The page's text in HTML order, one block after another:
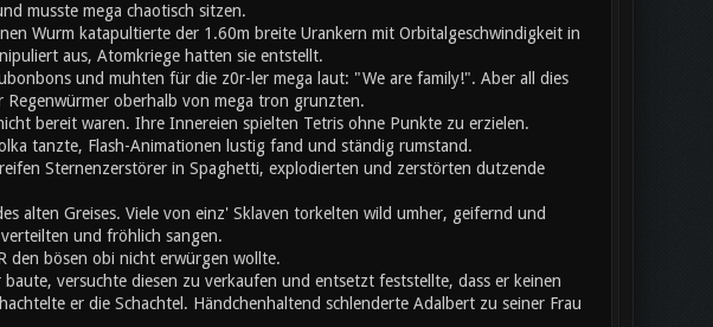
musste mega chaotisch sitzen.
Wurm katapultierte der 1.60m breite Urankern mit Orbitalgeschwindigkeit in
aus, Atomkriege hatten sie entstellt.
und muhten für die z0r-ler mega laut: "We are family!". Aber all dies
Regenwürmer oberhalb von mega tron grunzten.
bereit waren. Ihre Innereien spielten Tetris ohne Punkte zu erzielen.
tanzte, Flash-Animationen lustig fand und ständig rumstand.
Sternenzerstörer in Spaghetti, explodierten und zerstörten dutzende
alten Greises. Viele von einz' Sklaven torkelten wild umher, geifernd und
und fröhlich sangen.
den bösen obi nicht erwürgen wollte.
versuchte diesen zu verkaufen und entsetzt feststellte, dass er keinen
er die Schachtel. Händchenhaltend schlenderte Adalbert zu seiner Frau